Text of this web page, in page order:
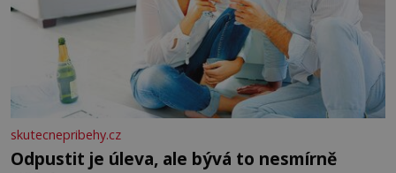
skutecnepribehy.cz
Odpustit je úleva, ale bývá to nesmírně